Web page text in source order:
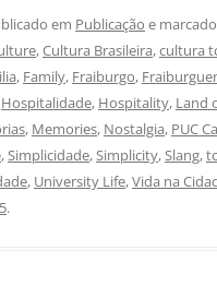
em Publicação e
,Cultura Brasileira,cultura
, Family, Fraiburgo,
Hospitalidade, Hospitality, Land
, Memories, Nostalgia, PUC
,Simplicidade,Simplicity,Slang,
, University Life,Vida na
.